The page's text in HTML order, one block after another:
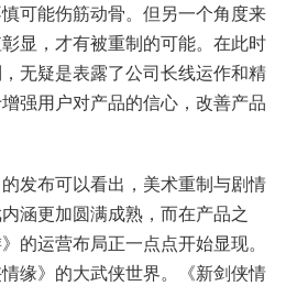
可能伤筋动骨。但另一个角度来
显，才有被重制的可能。在此时
无疑是表露了公司长线运作和精
强用户对产品的信心，改善产品
发布可以看出，美术重制与剧情
涵更加圆满成熟，而在产品之
的运营布局正一点点开始显现。
缘》的大武侠世界。《新剑侠情